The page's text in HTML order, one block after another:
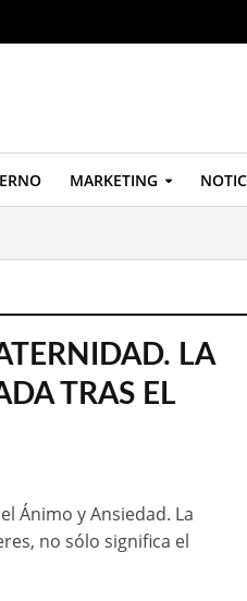
MARKETING
LA
TRAS EL
Ánimo y Ansiedad. La
no sólo significa el